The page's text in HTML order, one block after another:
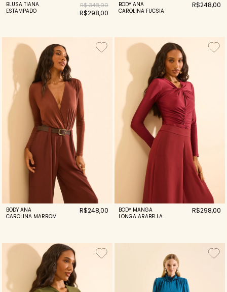
BLUSA TIANA
ESTAMPADO
R$ 348,00
R$298,00
BODY ANA
CAROLINA FUCSIA
R$248,00
BODY ANA
CAROLINA MARROM
R$248,00
BODY MANGA
LONGA ARABELLA
R$298,00